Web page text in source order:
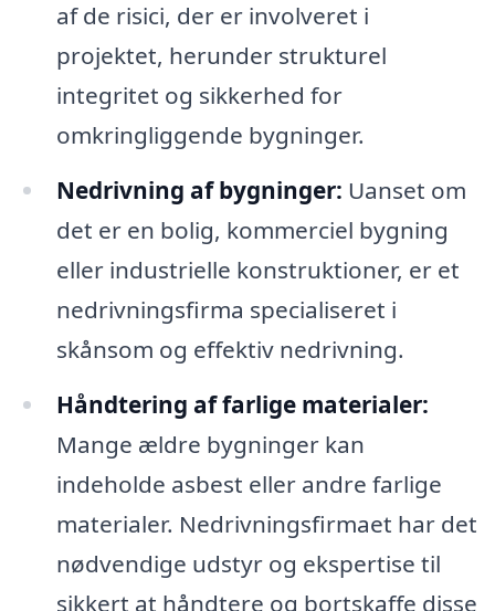
af de risici, der er involveret i
projektet, herunder strukturel
integritet og sikkerhed for
omkringliggende bygninger.
Nedrivning af bygninger: Uanset om
det er en bolig, kommerciel bygning
eller industrielle konstruktioner, er et
nedrivningsfirma specialiseret i
skånsom og effektiv nedrivning.
Håndtering af farlige materialer:
Mange ældre bygninger kan
indeholde asbest eller andre farlige
materialer. Nedrivningsfirmaet har det
nødvendige udstyr og ekspertise til
sikkert at håndtere og bortskaffe disse